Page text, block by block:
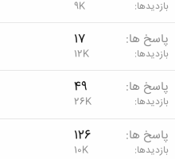
بازدیدها 9K
پاسخ ها 17
بازدیدها 12K
پاسخ ها 49
بازدیدها 26K
پاسخ ها 126
بازدیدها 10K